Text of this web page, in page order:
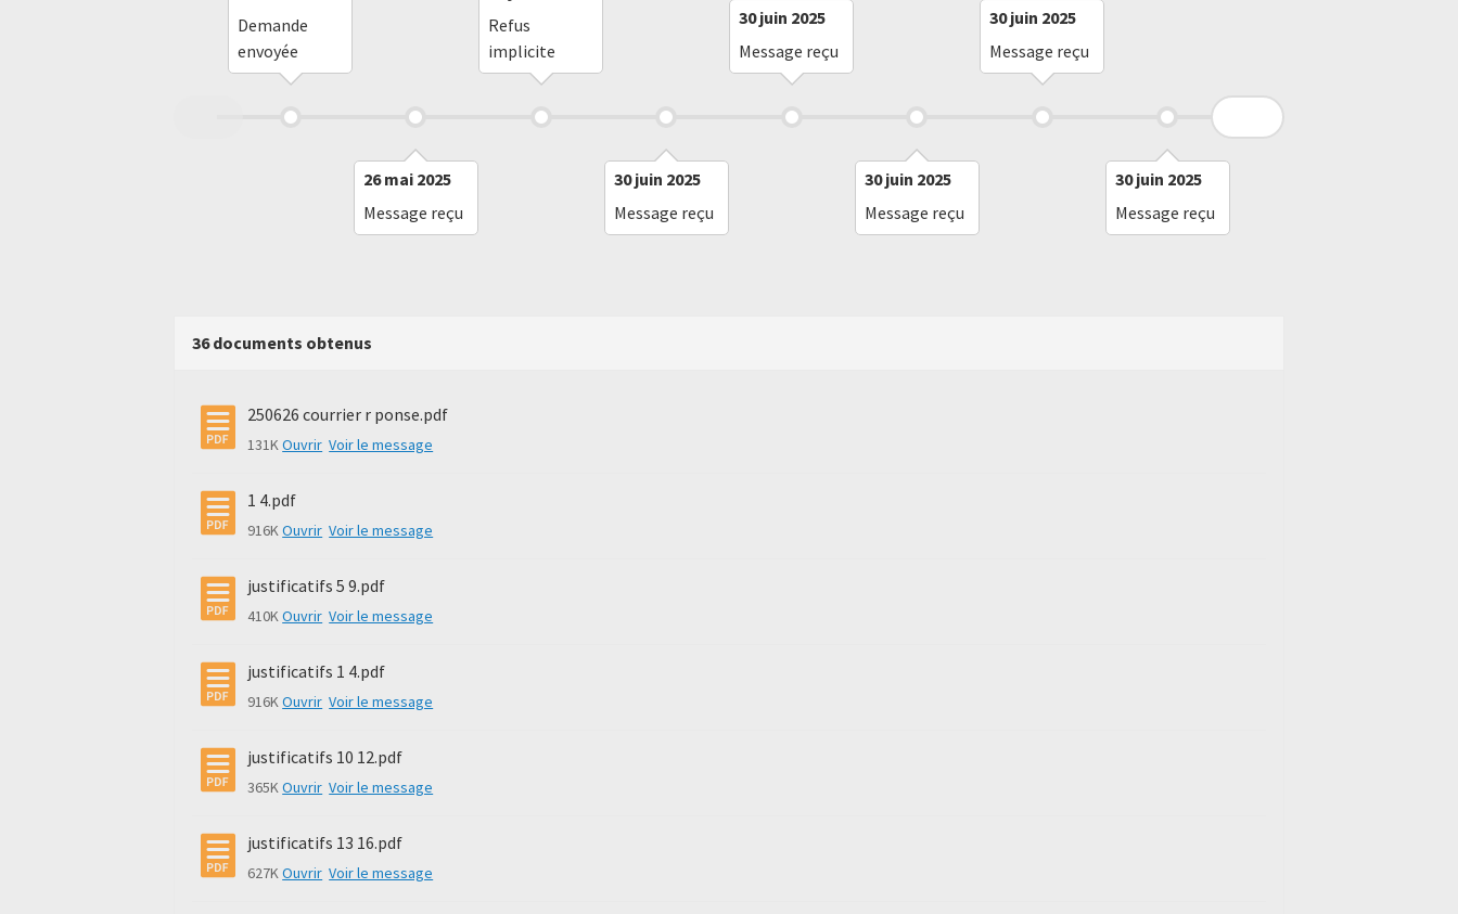
Demande
envoyée
26 mai 2025
Message reçu
Refus
implicite
30 juin 2025
Message reçu
30 juin 2025
Message reçu
30 juin 2025
Message reçu
30 juin 2025
Message reçu
30 juin 2025
Message reçu
36 documents obtenus
250626 courrier r ponse.pdf
131KOuvrir Voir le message
1 4.pdf
916KOuvrir Voir le message
justificatifs 5 9.pdf
410KOuvrir Voir le message
justificatifs 1 4.pdf
916KOuvrir Voir le message
justificatifs 10 12.pdf
365KOuvrir Voir le message
justificatifs 13 16.pdf
627KOuvrir Voir le message